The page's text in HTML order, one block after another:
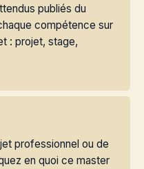
publiés du
compétence sur
: projet, stage,
professionnel ou de
en quoi ce master